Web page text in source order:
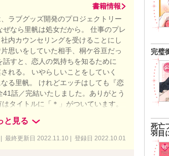
書籍情報
ラブグッズ開発のプロジェクトリー
なら里帆は処女だから。 仕事のプレ
内カウンセリングを受けることにし
思いをしていた相手、桐ケ谷亘だっ
すと、恋人の気持ちを知るために
れる。 いやらしいことをしていく
る里帆。 けれどエッチはしても『恋
話／完結いたしました。ありがとう
タイトルに「＊」がついています。
賞を頂戴いたしました。 ポイントを
ございました！
と見る
最終更新日 2022.11.10 | 登録日 2022.10.01
完璧
死亡
羽目